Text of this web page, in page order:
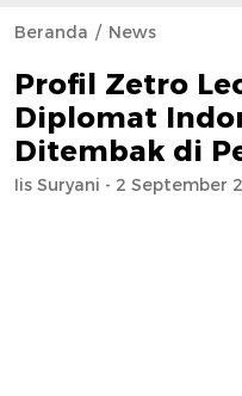
Beranda News
Profil Zetro
Diplomat
Ditembak di
Iis Suryani - 2 September